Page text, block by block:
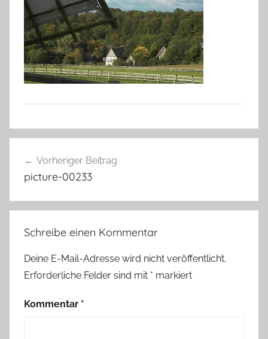
Vorheriger Beitrag
picture-00233
Schreibe einen Kommentar
Deine E-Mail-Adresse wird nicht veröffentlicht.
Erforderliche Felder sind mit * markiert
Kommentar *